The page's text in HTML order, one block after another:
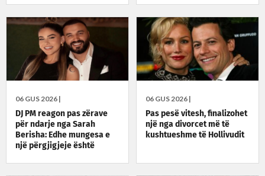
06 GUS 2026 |
DJ PM reagon pas zërave
për ndarje nga Sarah
Berisha: Edhe mungesa e
një përgjigjeje është
06 GUS 2026 |
Pas pesë vitesh, finalizohet
një nga divorcet më të
kushtueshme të Hollivudit